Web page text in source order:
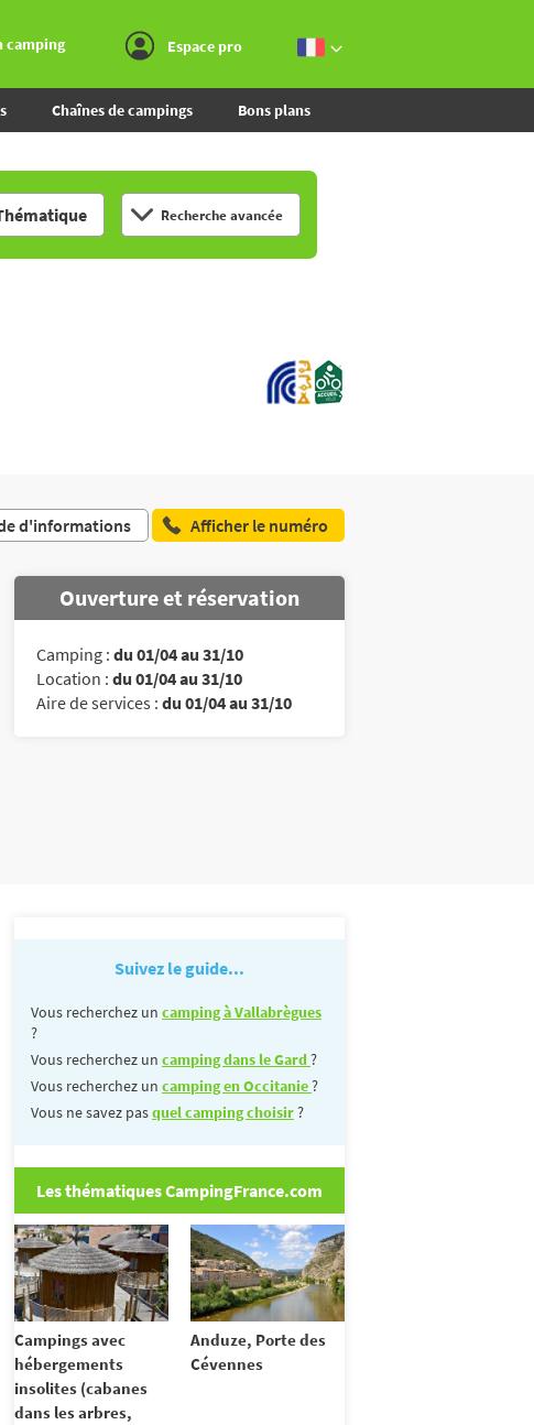
camping Espace pro
Chaînes de campings Bons plans
Recherche avancée
d'informations Afficher le numéro
Ouverture et réservation
Camping : du 01/04 au 31/10
Location : du 01/04 au 31/10
Aire de services : du 01/04 au 31/10
Suivez le guide...
Vous recherchez un camping à Vallabrègues
?
Vous recherchez un camping dans le Gard?
Vous recherchez un camping en Occitanie?
Vous ne savez pasquel camping choisir?
Les thématiques CampingFrance.com
Campings avec
hébergements
insolites (cabanes
dans les arbres,
Anduze, Porte des
Cévennes